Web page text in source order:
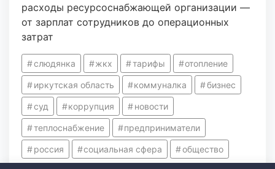
расходы ресурсоснабжающей организации —
от зарплат сотрудников до операционных
затрат
слюдянка жкх тарифы отопление
иркутская область коммуналка бизнес
суд коррупция новости
теплоснабжение предприниматели
россия социальная сфера общество